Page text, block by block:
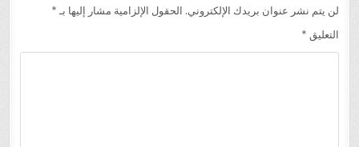
لن يتم نشر عنوان بريدك الإلكتروني. الحقول الإلزامية مشار إليها بـ *
التعليق *